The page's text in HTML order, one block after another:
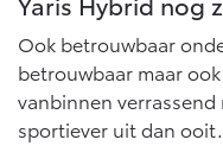
Ook betrouwbaar
betrouwbaar maar
vanbinnen verrassend
sportiever uit dan